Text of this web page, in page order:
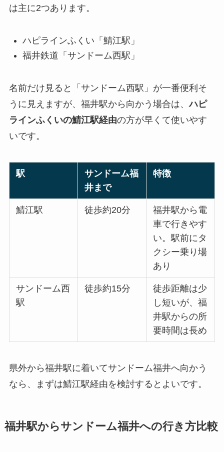
は主に2つあります。
ハピラインふくい「鯖江駅」
福井鉄道「サンドーム西駅」
名前だけ見ると「サンドーム西駅」が一番便利そ
うに見えますが、福井駅から向かう場合は、ハピ
ラインふくいの鯖江駅経由の方が早くて使いやす
いです。
駅
サンドーム福
井まで
特徴
鯖江駅 徒歩約20分
福井駅から電
車で行きやす
い。駅前にタ
クシー乗り場
あり
サンドーム西
駅
徒歩約15分
徒歩距離は少
し短いが、福
井駅からの所
要時間は長め
県外から福井駅に着いてサンドーム福井へ向かう
なら、まずは鯖江駅経由を検討するとよいです。
福井駅からサンドーム福井への行き方比較